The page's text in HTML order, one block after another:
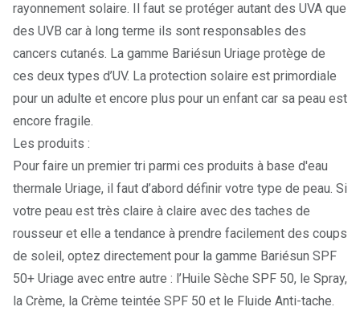
rayonnement solaire. Il faut se protéger autant des UVA que
des UVB car à long terme ils sont responsables des
cancers cutanés. La gamme Bariésun Uriage protège de
ces deux types d’UV. La protection solaire est primordiale
pour un adulte et encore plus pour un enfant car sa peau est
encore fragile.
Les produits :
Pour faire un premier tri parmi ces produits à base d'eau
thermale Uriage, il faut d’abord définir votre type de peau. Si
votre peau est très claire à claire avec des taches de
rousseur et elle a tendance à prendre facilement des coups
de soleil, optez directement pour la gamme Bariésun SPF
50+ Uriage avec entre autre : l’Huile Sèche SPF 50, le Spray,
la Crème, la Crème teintée SPF 50 et le Fluide Anti-tache.